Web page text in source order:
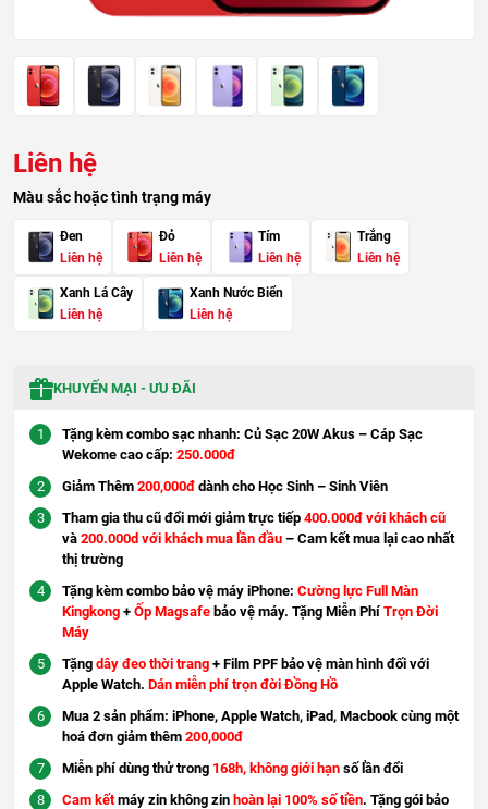
Liên hệ
Màu sắc hoặc tình trạng máy
Đen
Liên hệ
Đỏ
Liên hệ
Tím
Liên hệ
Trắng
Liên hệ
Xanh Lá Cây
Liên hệ
Xanh Nước Biển
Liên hệ
KHUYẾN MẠI - ƯU ĐÃI
Tặng kèm combo sạc nhanh: Củ Sạc 20W Akus – Cáp Sạc
Wekome cao cấp: 250.000đ
Giảm Thêm 200,000đ dành cho Học Sinh – Sinh Viên
Tham gia thu cũ đổi mới giảm trực tiếp 400.000đ với khách cũ
và 200.000d với khách mua lần đầu – Cam kết mua lại cao nhất
thị trường
Tặng kèm combo bảo vệ máy iPhone: Cường lực Full Màn
Kingkong + Ốp Magsafe bảo vệ máy. Tặng Miễn Phí Trọn Đời
Máy
Tặng dây đeo thời trang + Film PPF bảo vệ màn hình đối với
Apple Watch. Dán miễn phí trọn đời Đồng Hồ
Mua 2 sản phẩm: iPhone, Apple Watch, iPad, Macbook cùng một
hoá đơn giảm thêm 200,000đ
Miễn phí dùng thử trong 168h, không giới hạn số lần đổi
Cam kếtmáy zin không zin hoàn lại 100% số tiền. Tặng gói bảo